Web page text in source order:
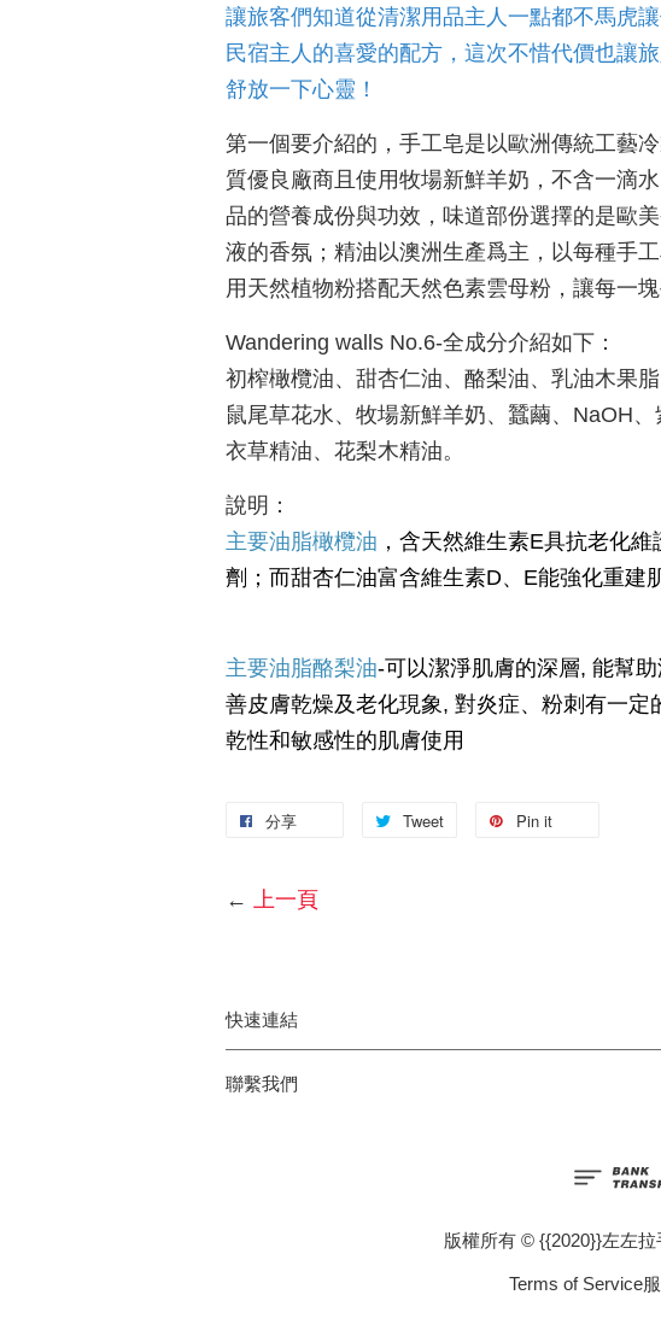
讓旅客們知道從清潔用品主人一點都不馬虎
民宿主人的喜愛的配方，這次不惜代價也讓
舒放一下心靈！
第一個要介紹的，手工皂是以歐洲傳統工藝
質優良廠商且使用牧場新鮮羊奶，不含一滴
品的營養成份與功效，味道部份選擇的是歐
液的香氛；精油以澳洲生產爲主，以每種手
用天然植物粉搭配天然色素雲母粉，讓每一
Wandering walls No.6-全成分介紹如下：
初榨橄欖油、甜杏仁油、酪梨油、乳油木果
鼠尾草花水、牧場新鮮羊奶、蠶繭、NaOH
衣草精油、花梨木精油。
說明：
主要油脂橄欖油 ，含天然維生素E具抗老化
劑；而甜杏仁油富含維生素D、E能強化重建
主要油脂酪梨油-可以潔淨肌膚的深層, 能幫
善皮膚乾燥及老化現象, 對炎症、粉刺有一
乾性和敏感性的肌膚使用
分享 Tweet Pin it
← 上一頁
快速連結
聯繫我們
版權所有 © {{2020}}左左
Terms of Service